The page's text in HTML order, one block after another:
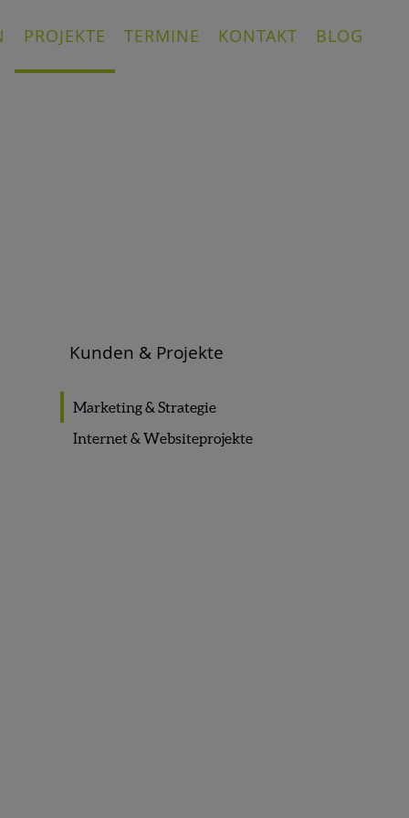
PROJEKTE TERMINE KONTAKT BLOG
Kunden & Projekte
Marketing & Strategie
Internet & Websiteprojekte